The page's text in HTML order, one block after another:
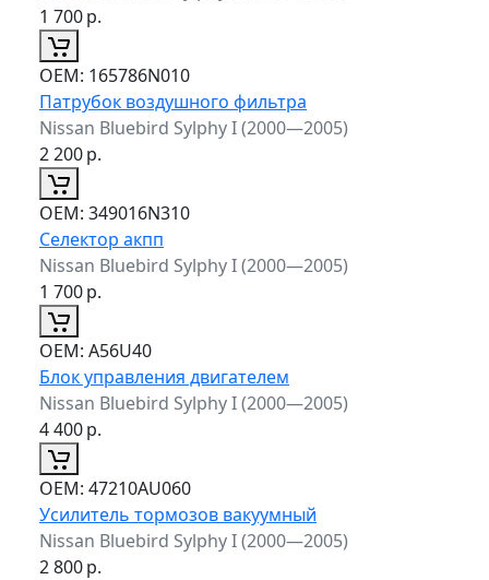
1 700р.
ОЕМ: 165786N010
Патрубок воздушного фильтра
Nissan Bluebird Sylphy I (2000—2005)
2 200р.
ОЕМ: 349016N310
Селектор акпп
Nissan Bluebird Sylphy I (2000—2005)
1 700р.
ОЕМ: A56U40
Блок управления двигателем
Nissan Bluebird Sylphy I (2000—2005)
4 400р.
ОЕМ: 47210AU060
Усилитель тормозов вакуумный
Nissan Bluebird Sylphy I (2000—2005)
2 800р.